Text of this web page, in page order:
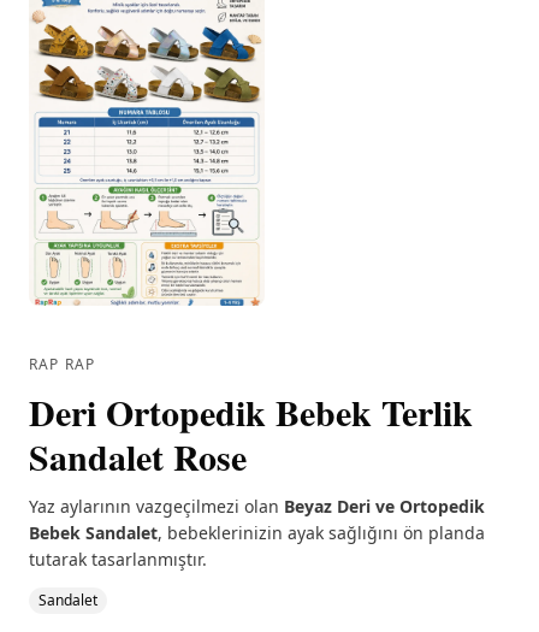
RAP RAP
Deri Ortopedik Bebek Terlik
Sandalet Rose
Yaz aylarının vazgeçilmezi olan Beyaz Deri ve Ortopedik
Bebek Sandalet, bebeklerinizin ayak sağlığını ön planda
tutarak tasarlanmıştır.
Sandalet